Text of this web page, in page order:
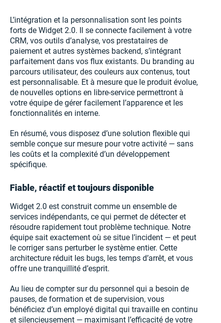
L’intégration et la personnalisation sont les points
forts de Widget 2.0. Il se connecte facilement à votre
CRM, vos outils d’analyse, vos prestataires de
paiement et autres systèmes backend, s’intégrant
parfaitement dans vos flux existants. Du branding au
parcours utilisateur, des couleurs aux contenus, tout
est personnalisable. Et à mesure que le produit évolue,
de nouvelles options en libre-service permettront à
votre équipe de gérer facilement l’apparence et les
fonctionnalités en interne.
En résumé, vous disposez d’une solution flexible qui
semble conçue sur mesure pour votre activité — sans
les coûts et la complexité d’un développement
spécifique.
Fiable, réactif et toujours disponible
Widget 2.0 est construit comme un ensemble de
services indépendants, ce qui permet de détecter et
résoudre rapidement tout problème technique. Notre
équipe sait exactement où se situe l’incident — et peut
le corriger sans perturber le système entier. Cette
architecture réduit les bugs, les temps d’arrêt, et vous
offre une tranquillité d’esprit.
Au lieu de compter sur du personnel qui a besoin de
pauses, de formation et de supervision, vous
bénéficiez d’un employé digital qui travaille en continu
et silencieusement — maximisant l’efficacité de votre